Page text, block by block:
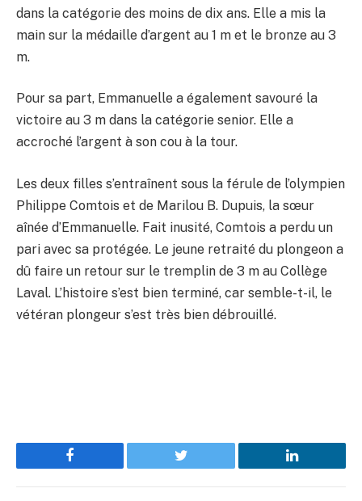
dans la catégorie des moins de dix ans. Elle a mis la
main sur la médaille d’argent au 1 m et le bronze au 3
m.
Pour sa part, Emmanuelle a également savouré la
victoire au 3 m dans la catégorie senior. Elle a
accroché l’argent à son cou à la tour.
Les deux filles s’entraînent sous la férule de l’olympien
Philippe Comtois et de Marilou B. Dupuis, la sœur
aînée d’Emmanuelle. Fait inusité, Comtois a perdu un
pari avec sa protégée. Le jeune retraité du plongeon a
dû faire un retour sur le tremplin de 3 m au Collège
Laval. L’histoire s’est bien terminé, car semble-t-il, le
vétéran plongeur s’est très bien débrouillé.
Facebook Twitter LinkedIn